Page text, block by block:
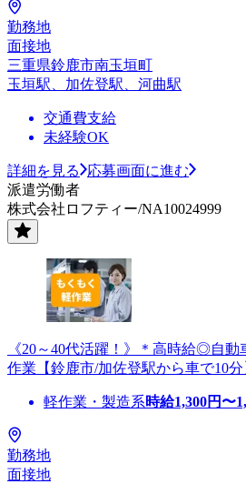
勤務地
面接地
三重県鈴鹿市南玉垣町
玉垣駅、加佐登駅、河曲駅
交通費支給
未経験OK
詳細を見る
応募画面に進む
派遣労働者
株式会社ロフティー/NA10024999
《20～40代活躍！》＊高時給◎自
作業【鈴鹿市/加佐登駅から車で10分
軽作業・製造系時給1,300円〜
勤務地
面接地